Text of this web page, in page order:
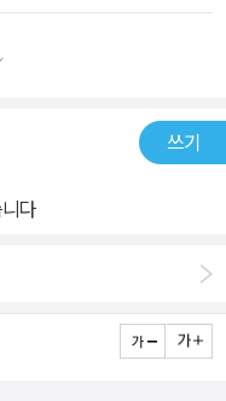
영웅 벤의 흥미진진한 모
고 워크북을 구성하였고,
서울 구의초등학교 정효해
학교과서 반영 워크북- 개
워크북을 별도로 구성하였
수 없는중요한 것이라죠!
.방향에따라 글자가 보
9는 '우주는 어떻게 생성
일어날까?과학적 상상력
교과서를 반영하고 있다
화와 함께 살펴볼 수 있
게 될것 같네요.만화는 글
기에도 무난하네요.중간중
쓰기
다